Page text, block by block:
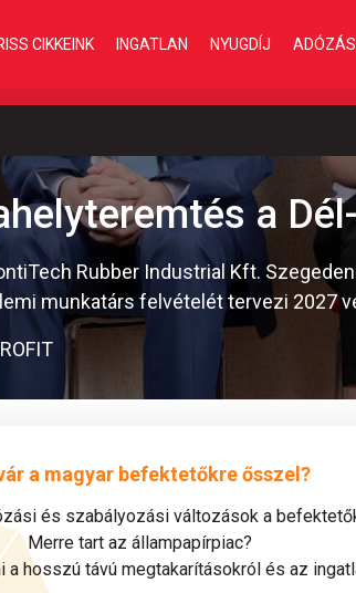
CIKKEINK INGATLAN NYUGDÍJ ADÓZÁS
a
Rubber Industrial Kft.
munkatárs felvételét tervezi 2027
a magyar befektetőkre ősszel?
és szabályozási változások a
Merre tart az állampapírpiac?
a hosszú távú megtakarításokról és az